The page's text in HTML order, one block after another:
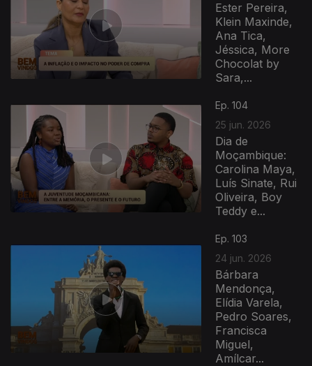
Ester Pereira,
Klein Maxinde,
Ana Tica,
Jéssica, More
Chocolat by
Sara,...
Ep. 104
25 jun. 2026
Dia de
Moçambique:
Carolina Maya,
Luís Sinate, Rui
Oliveira, Boy
Teddy e...
Ep. 103
24 jun. 2026
Bárbara
Mendonça,
Elídia Varela,
Pedro Soares,
Francisca
Miguel,
Amílcar...